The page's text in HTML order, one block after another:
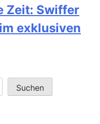
Zeit: Swiffer
exklusiven
Suchen